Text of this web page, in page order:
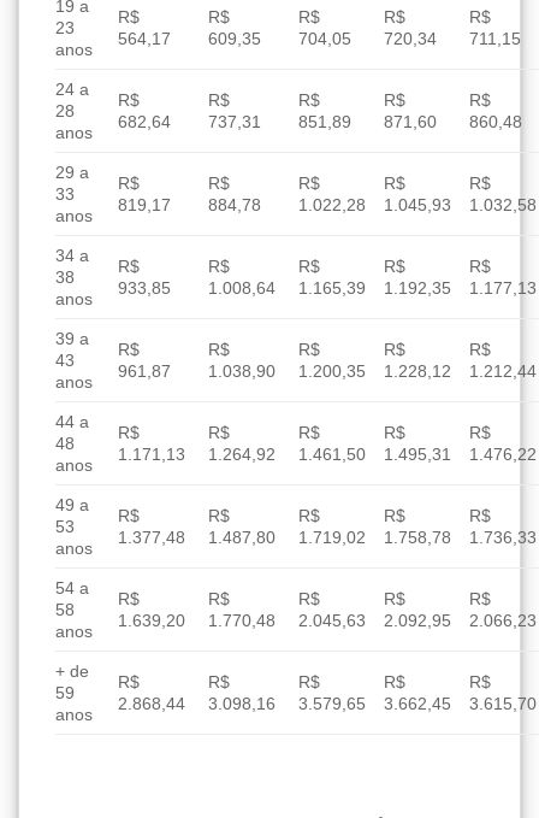
19 a
23
anos
R$
564,17
R$
609,35
R$
704,05
R$
720,34
R$
711,15
24 a
28
anos
R$
682,64
R$
737,31
R$
851,89
R$
871,60
R$
860,48
29 a
33
anos
R$
819,17
R$
884,78
R$
1.022,28
R$
1.045,93
R$
1.032,58
34 a
38
anos
R$
933,85
R$
1.008,64
R$
1.165,39
R$
1.192,35
R$
1.177,13
39 a
43
anos
R$
961,87
R$
1.038,90
R$
1.200,35
R$
1.228,12
R$
1.212,44
44 a
48
anos
R$
1.171,13
R$
1.264,92
R$
1.461,50
R$
1.495,31
R$
1.476,22
49 a
53
anos
R$
1.377,48
R$
1.487,80
R$
1.719,02
R$
1.758,78
R$
1.736,33
54 a
58
anos
R$
1.639,20
R$
1.770,48
R$
2.045,63
R$
2.092,95
R$
2.066,23
+ de
59
anos
R$
2.868,44
R$
3.098,16
R$
3.579,65
R$
3.662,45
R$
3.615,70